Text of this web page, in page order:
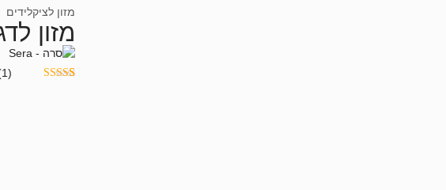
מזון לציקלידים
מזון
(1)